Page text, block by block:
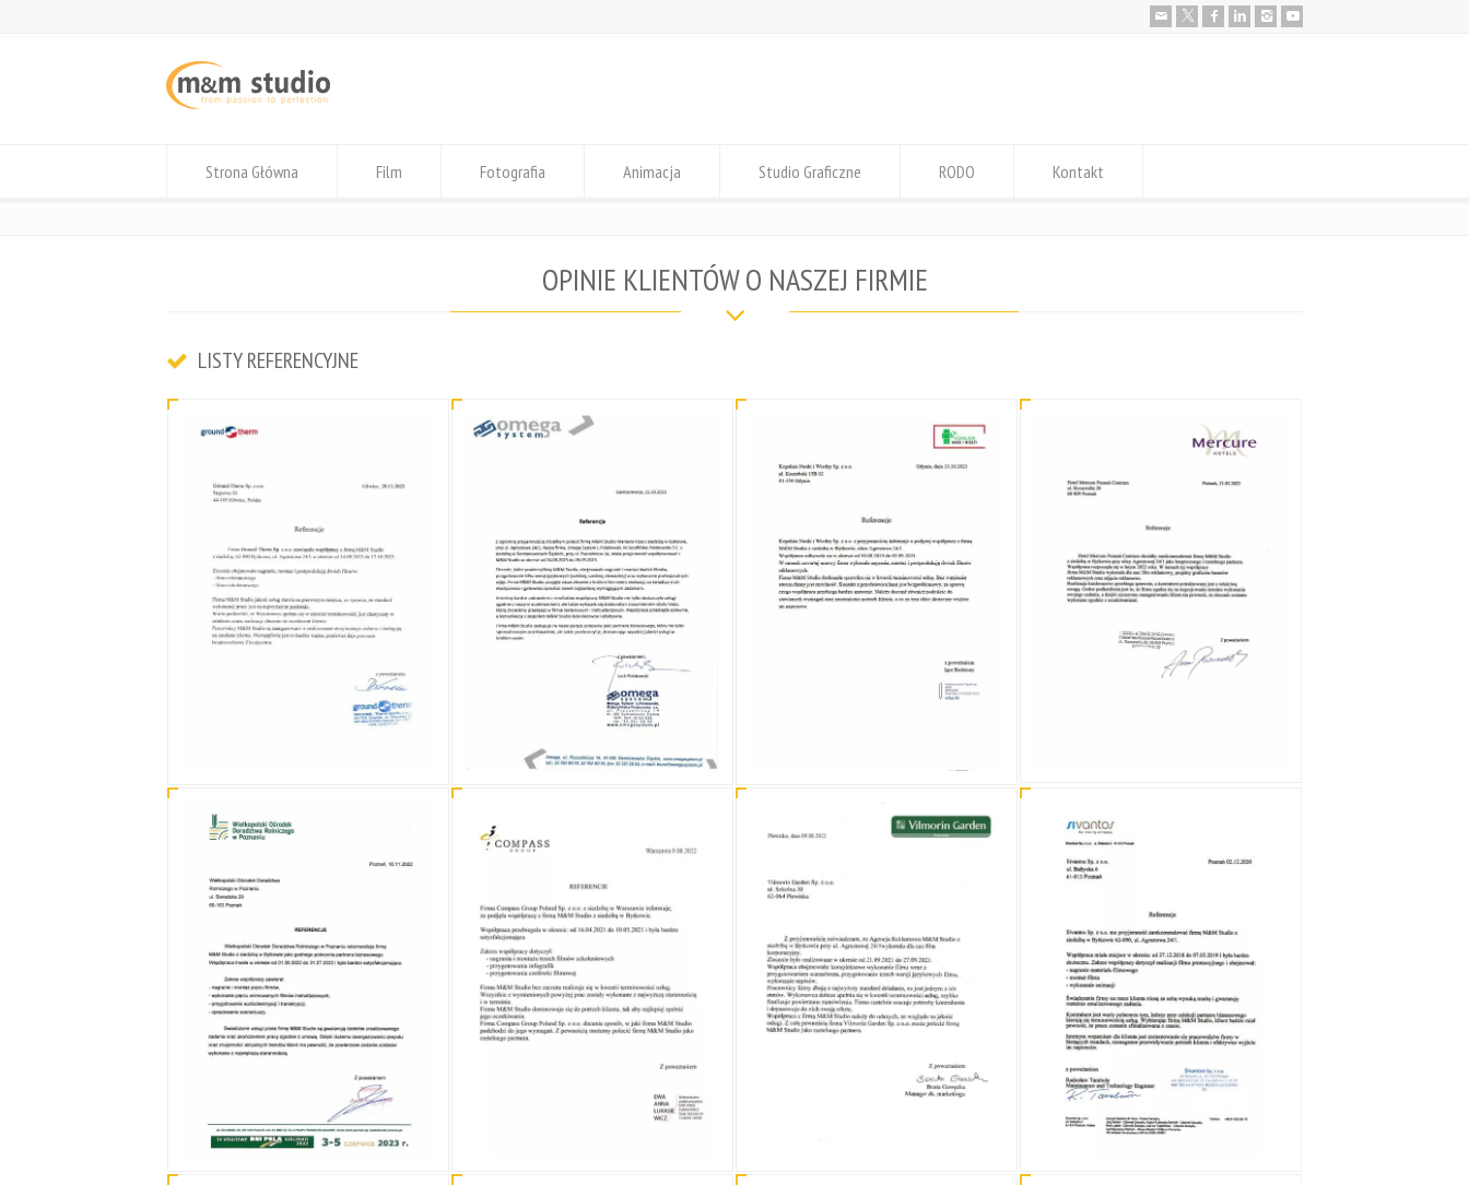
Strona Główna Film Fotografia Animacja Studio Graficzne RODO Kontakt
OPINIE KLIENTÓW O NASZEJ FIRMIE
LISTY REFERENCYJNE